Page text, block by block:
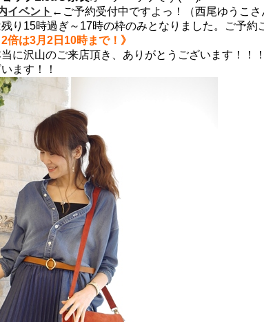
イベント ←ご予約受付中ですよっ！（西尾ゆうこ
り15時過ぎ～17時の枠のみとなりました。ご予約
倍は3月2日10時まで！》
に沢山のご来店頂き、ありがとうございます！！
ます！！